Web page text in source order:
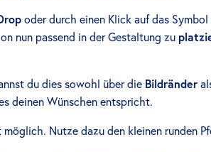
oder durch einen Klick auf das Symbol
nun passend in der Gestaltung zu
du dies sowohl über die Bildränder
deinen Wünschen entspricht.
möglich. Nutze dazu den kleinen runden